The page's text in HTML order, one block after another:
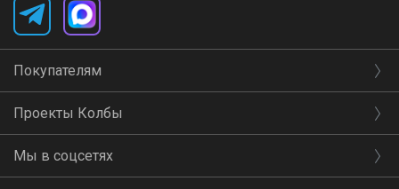
Покупателям
Проекты Колбы
Мы в соцсетях